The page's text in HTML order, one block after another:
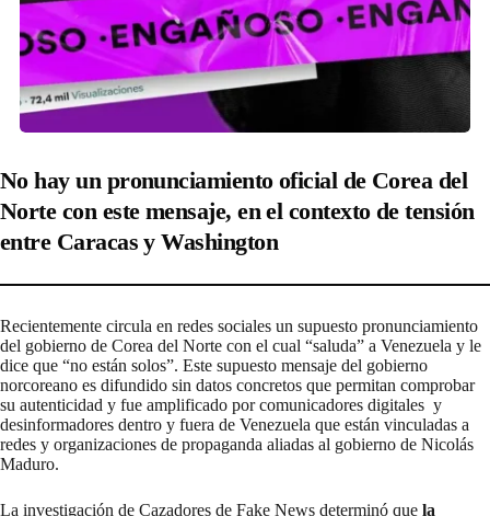
No hay un pronunciamiento oficial de Corea del
Norte con este mensaje, en el contexto de tensión
entre Caracas y Washington
Recientemente circula en redes sociales un supuesto pronunciamiento
del gobierno de Corea del Norte con el cual “saluda” a Venezuela y le
dice que “no están solos”. Este supuesto mensaje del gobierno
norcoreano es difundido sin datos concretos que permitan comprobar
su autenticidad y fue amplificado por comunicadores digitales y
desinformadores dentro y fuera de Venezuela que están vinculadas a
redes y organizaciones de propaganda aliadas al gobierno de Nicolás
Maduro.
La investigación de Cazadores de Fake News determinó que la